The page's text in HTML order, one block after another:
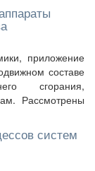
приложение
составе
сгорания,
Рассмотрены
систем